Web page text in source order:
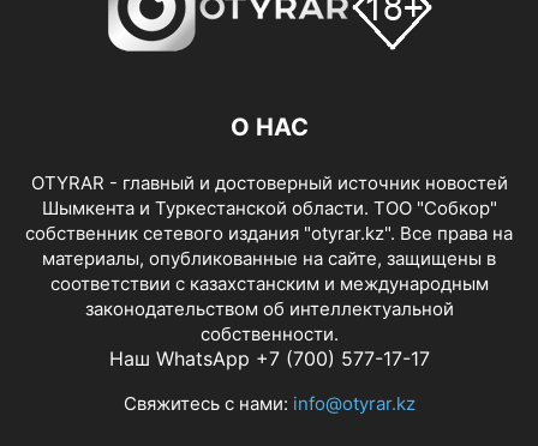
О НАС
OTYRAR - главный и достоверный источник новостей
Шымкента и Туркестанской области. ТОО "Собкор"
собственник сетевого издания "otyrar.kz". Все права на
материалы, опубликованные на сайте, защищены в
соответствии с казахстанским и международным
законодательством об интеллектуальной
собственности.
Наш WhatsApp +7 (700) 577-17-17
Свяжитесь с нами: info@otyrar.kz